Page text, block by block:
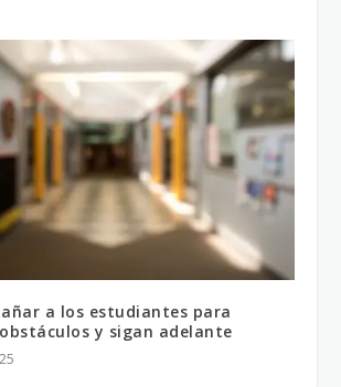
a los estudiantes para
y sigan adelante